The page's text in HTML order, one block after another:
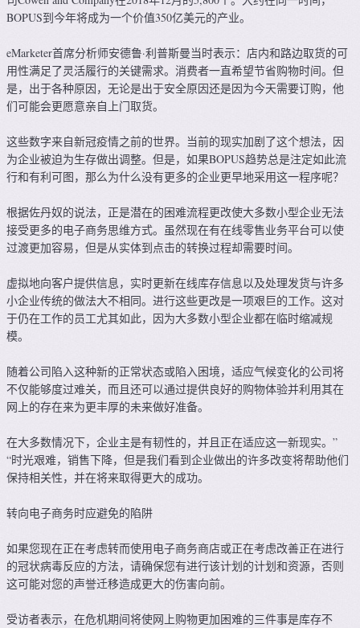
BOPUS到今年将成为一个价值350亿美元的产业。
eMarketer首席分析师安德鲁·利普斯曼当时表示：店内和路边取货的可
用性满足了灵活履行的关键需求。消费者一直希望节省购物时间。但
是，出于各种原因，无论是出于安全原因还是因为今天需要订购，他
们可能会更愿意亲自上门取货。
这些数字来自新冠疫情之前的世界。当前的现实加剧了这个想法，因
为企业被迫为生存做出调整。但是，如果BOPUS趋势总是注定如此流
行和有利可图，那么为什么没有更多的企业更早地采用这一程序呢？
根据佐丹奴的说法，正是潜在的困难流程更改使大多数小型企业无法
接受更多的电子商务思维方式。虽然现在有在线零售业务平台可以使
过渡更加容易，但是从实体到点击的转换过程却需要时间。
虚拟地向客户提供信息，实时更新在线库存信息以及处理发货与许多
小企业传统的做法大不相同。进行这些更改是一项艰巨的工作。这对
于仍在工作的员工尤其如此，因为大多数小型企业都在临时缩减规
模。
随着公司陷入这种新的正常状态或陷入困境，适应气候变化的公司将
不仅能够度过难关，而且还可以通过提供良好的购物体验并利用其在
网上的存在来为更丰厚的未来做好准备。
在大多数情况下，企业主是有韧性的，并且正在适应这一新现实。”
“时光艰难，销售下降，但是我们看到企业做出的许多改变将帮助他们
保持相关性，并在将来取得更大的成功。
转向电子商务时应避免的陷阱
如果您现在正在考虑转而使用电子商务商店或正在考虑改善正在进行
的冠状病毒反应的方法，请确保您有进行该计划的计划和资源，否则
这可能对您的声誉迁移造成更大的伤害向前。
受访者表示，在危机期间将使网上购物更加困难的三件事是库存不